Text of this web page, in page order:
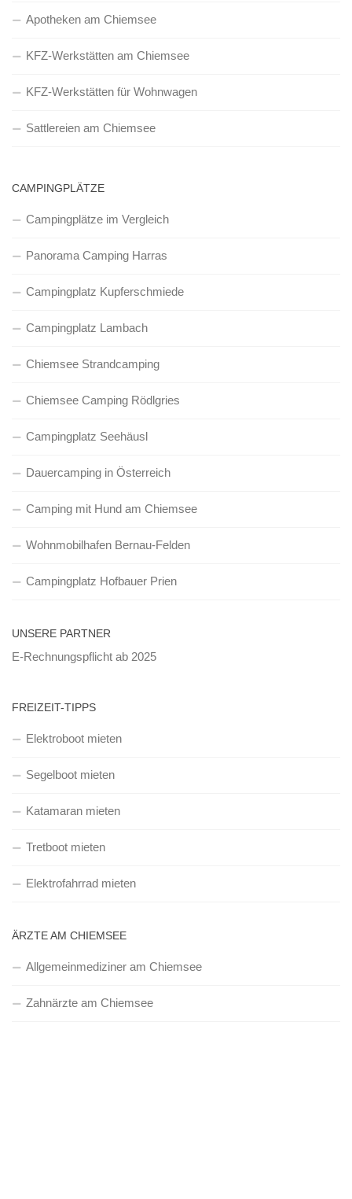
Apotheken am Chiemsee
KFZ-Werkstätten am Chiemsee
KFZ-Werkstätten für Wohnwagen
Sattlereien am Chiemsee
CAMPINGPLÄTZE
Campingplätze im Vergleich
Panorama Camping Harras
Campingplatz Kupferschmiede
Campingplatz Lambach
Chiemsee Strandcamping
Chiemsee Camping Rödlgries
Campingplatz Seehäusl
Dauercamping in Österreich
Camping mit Hund am Chiemsee
Wohnmobilhafen Bernau-Felden
Campingplatz Hofbauer Prien
UNSERE PARTNER
E-Rechnungspflicht ab 2025
FREIZEIT-TIPPS
Elektroboot mieten
Segelboot mieten
Katamaran mieten
Tretboot mieten
Elektrofahrrad mieten
ÄRZTE AM CHIEMSEE
Allgemeinmediziner am Chiemsee
Zahnärzte am Chiemsee